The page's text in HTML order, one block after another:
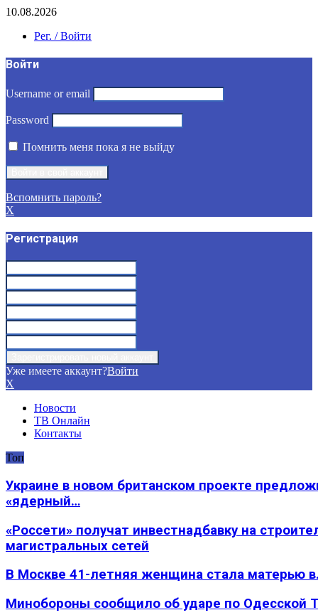
10.08.2026
Рег. / Войти
Войти
Username or email
Password
Помнить меня пока я не выйду
Вспомнить пароль?
X
Регистрация
Уже имеете аккаунт?Войти
X
Новости
ТВ Онлайн
Контакты
Топ
Украине в новом британском проекте
«ядерный…
«Россети» получат инвестнадбавку на
магистральных сетей
В Москве 41-летняя женщина стала матерью
Минобороны сообщило об ударе по Одесской